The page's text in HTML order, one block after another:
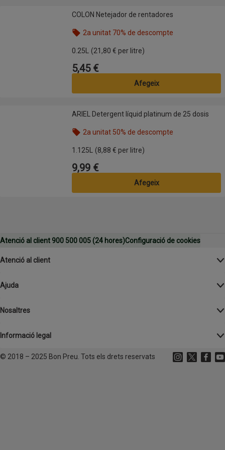
COLON Netejador de rentadoresCOLON Netejador de rentadores
2a unitat 70% de descompte
0.25L
(21,80 € per litre)
Preu
5,45 €
Afegeix
ARIEL Detergent líquid platinum de 25 dosisARIEL Detergent líquid platinum de 25 dosis
2a unitat 50% de descompte
1.125L
(8,88 € per litre)
Preu
9,99 €
Afegeix
Atenció al client 900 500 005 (24 hores)Configuració de cookies
Atenció al client
Ajuda
Nosaltres
Informació legal
© 2018 – 2025 Bon Preu. Tots els drets reservats Instagram
(s'obre en
X (s'obre